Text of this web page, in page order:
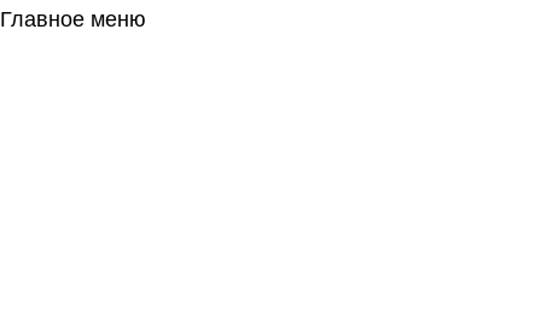
Главное меню